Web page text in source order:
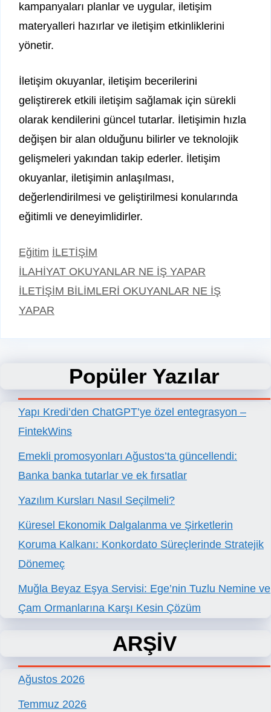
kampanyaları planlar ve uygular, iletişim
materyalleri hazırlar ve iletişim etkinliklerini
yönetir.
İletişim okuyanlar, iletişim becerilerini
geliştirerek etkili iletişim sağlamak için sürekli
olarak kendilerini güncel tutarlar. İletişimin hızla
değişen bir alan olduğunu bilirler ve teknolojik
gelişmeleri yakından takip ederler. İletişim
okuyanlar, iletişimin anlaşılması,
değerlendirilmesi ve geliştirilmesi konularında
eğitimli ve deneyimlidirler.
Kategoriler
Eğitim Etiketler
İLETİŞİM
İLAHİYAT OKUYANLAR NE İŞ YAPAR
İLETİŞİM BİLİMLERİ OKUYANLAR NE İŞ
YAPAR
Popüler Yazılar
Yapı Kredi’den ChatGPT’ye özel entegrasyon –
FintekWins
Emekli promosyonları Ağustos’ta güncellendi:
Banka banka tutarlar ve ek fırsatlar
Yazılım Kursları Nasıl Seçilmeli?
Küresel Ekonomik Dalgalanma ve Şirketlerin
Koruma Kalkanı: Konkordato Süreçlerinde Stratejik
Dönemeç
Muğla Beyaz Eşya Servisi: Ege’nin Tuzlu Nemine ve
Çam Ormanlarına Karşı Kesin Çözüm
ARŞİV
Ağustos 2026
Temmuz 2026